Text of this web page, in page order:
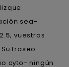
sea-
vuestros
fraseo
cyto- ningún